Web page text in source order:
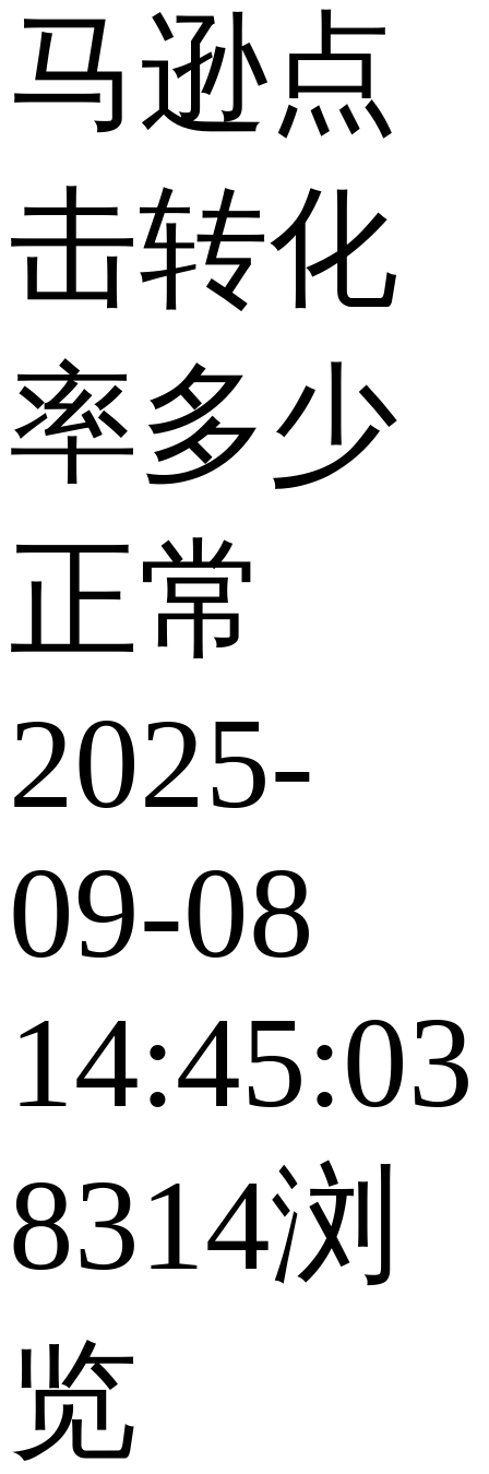
马逊点
击转化
率多少
正常
2025-
09-08
14:45:03
8314浏
览